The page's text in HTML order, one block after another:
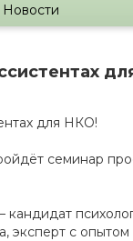
Новости
для НКО!
семинар
эксперт с опытом